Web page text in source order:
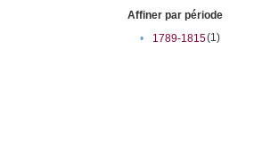
Affiner par période
•
1789-1815(1)